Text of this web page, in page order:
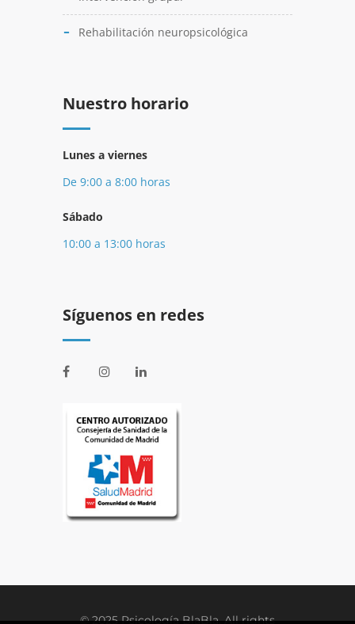
Rehabilitación neuropsicológica
Nuestro horario
Lunes a viernes
De 9:00 a 8:00 horas
Sábado
10:00 a 13:00 horas
Síguenos en redes
© 2025 Psicología BlaBla. All rights